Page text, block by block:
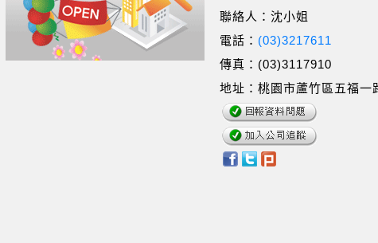
聯絡人：沈小姐
電話： (03)3217611
傳真：(03)3117910
地址：桃園市蘆竹區五福一